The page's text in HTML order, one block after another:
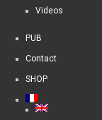
Videos
PUB
Contact
SHOP